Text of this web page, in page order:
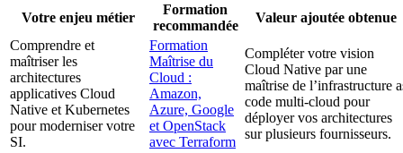
Votre enjeu métier
Formation
recommandée
Valeur ajoutée obtenue
Comprendre et
maîtriser les
architectures
applicatives Cloud
Native et Kubernetes
pour moderniser votre
SI.
Formation
Maîtrise du
Cloud :
Amazon,
Azure, Google
et OpenStack
avec Terraform
Compléter votre vision
Cloud Native par une
maîtrise de l’infrastructure
code multi-cloud pour
déployer vos architectures
sur plusieurs fournisseurs.